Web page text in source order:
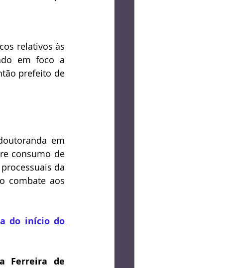
José Nuzzi
Crônica
relativos às
em foco a
prefeito de
em
consumo de
da
combate aos
do início do
Ferreira de